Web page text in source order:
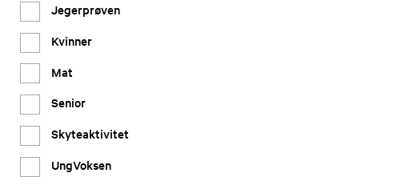
Jegerprøven
Kvinner
Mat
Senior
Skyteaktivitet
UngVoksen